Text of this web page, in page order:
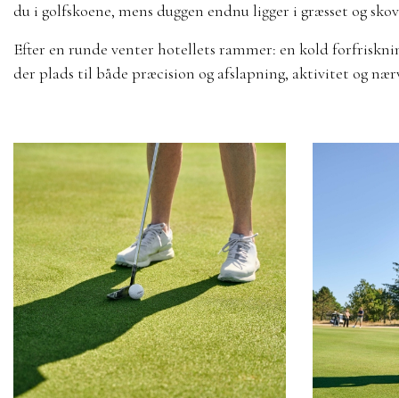
du i golfskoene, mens duggen endnu ligger i græsset og
Efter en runde venter hotellets rammer: en kold
der plads til både præcision og afslapning, aktivitet og